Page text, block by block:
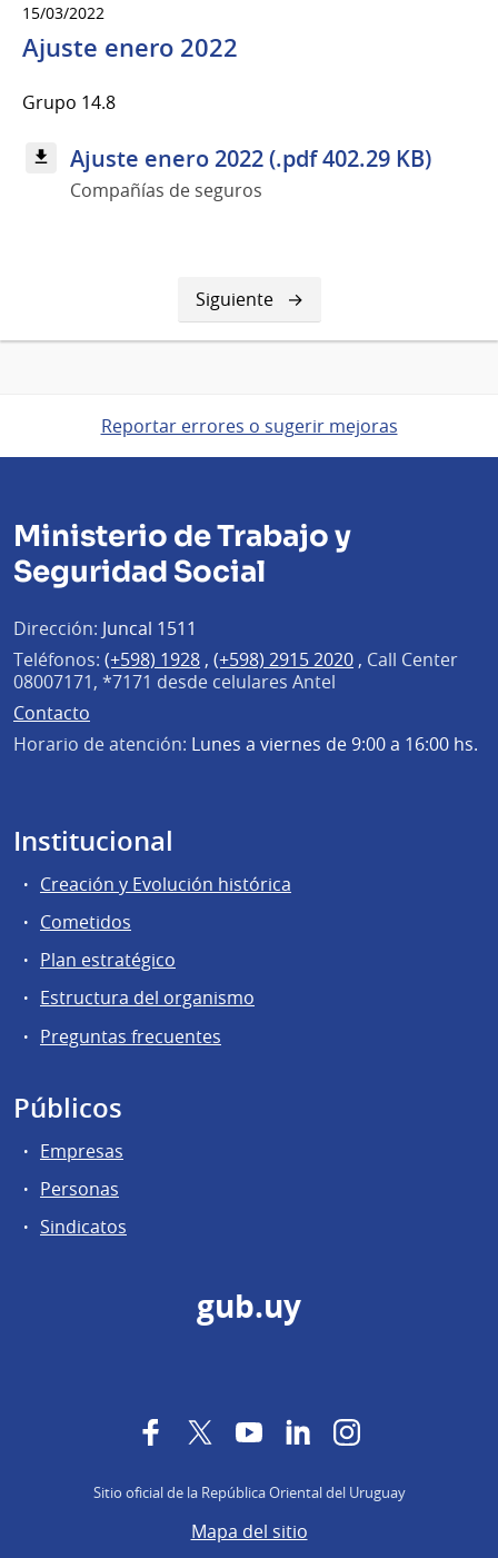
15/03/2022
Ajuste enero 2022
Grupo 14.8
Ajuste enero 2022 (.pdf 402.29 KB)
Compañías de seguros
Siguiente
página
Siguiente
Reportar errores o sugerir mejoras
Ministerio de Trabajo y
Seguridad Social
Dirección: Juncal 1511
Teléfonos: (+598) 1928 , (+598) 2915 2020 , Call Center
08007171, *7171 desde celulares Antel
Contacto
Horario de atención: Lunes a viernes de 9:00 a 16:00 hs.
Institucional
Creación y Evolución histórica
Cometidos
Plan estratégico
Estructura del organismo
Preguntas frecuentes
Públicos
Empresas
Personas
Sindicatos
gub.uy
FacebookTwitterYouTubeLinkedInInstagram
Sitio oficial de la República Oriental del Uruguay
Mapa del sitio